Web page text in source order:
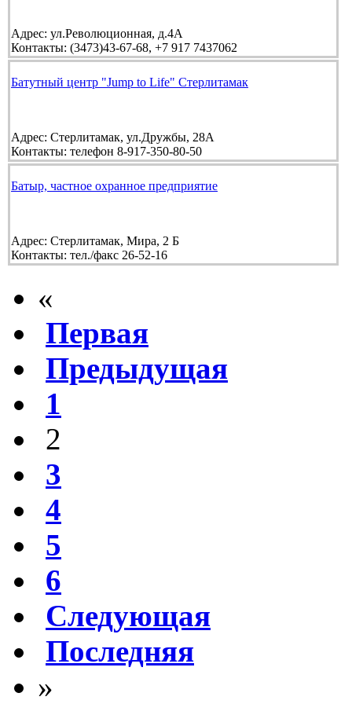
Адрес: ул.Революционная, д.4А
Контакты: (3473)43-67-68, +7 917 7437062
Батутный центр "Jump to Life" Стерлитамак
Адрес: Стерлитамак, ул.Дружбы, 28А
Контакты: телефон 8-917-350-80-50
Батыр, частное охранное предприятие
Адрес: Стерлитамак, Мира, 2 Б
Контакты: тел./факс 26-52-16
«
Первая
Предыдущая
1
2
3
4
5
6
Следующая
Последняя
»